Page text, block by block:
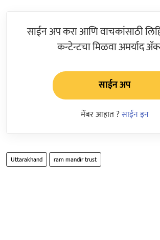
साईन अप करा आणि वाचकांसाठी
कन्टेन्टचा मिळवा अमर्याद
साईन अप
मेंबर आहात ?साईन इन
Uttarakhand ram mandir trust